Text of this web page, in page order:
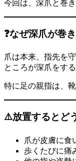
今回は、深爪と巻
❓なぜ深爪が巻
爪は本来、指先を
ところが深爪をす
特に足の親指は、
⚠️放置するとど
爪が皮膚に食
歩くたびに痛